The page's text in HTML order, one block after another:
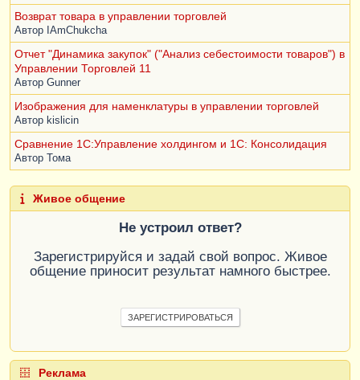
Возврат товара в управлении торговлей
Автор IAmChukcha
Отчет "Динамика закупок" ("Анализ себестоимости товаров") в
Управлении Торговлей 11
Автор Gunner
Изображения для наменклатуры в управлении торговлей
Автор kislicin
Сравнение 1С:Управление холдингом и 1С: Консолидация
Автор Тома
Живое общение
Не устроил ответ?
Зарегистрируйся и задай свой вопрос. Живое
общение приносит результат намного быстрее.
ЗАРЕГИСТРИРОВАТЬСЯ
Реклама